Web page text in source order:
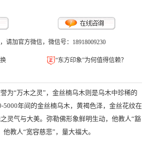
请加官方微信，微信号：18918009230
“东方印象”为何值得信赖？
为“万木之灵”，金丝楠乌木则是乌木中珍稀的
5000年间的金丝楠乌木，黄褐色泽，金丝花纹在
灵气与大美。弥勒佛形象鲜明生动，他教人“豁
教人“宽容慈悲”，量大福大。